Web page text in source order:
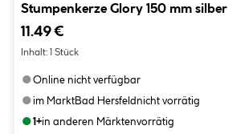
Stumpenkerze Glory 150 mm silber
11.49 €
Inhalt: 1 Stück
●Online nicht verfügbar
●im MarktBad Hersfeldnicht vorrätig
●1+in anderen Märktenvorrätig